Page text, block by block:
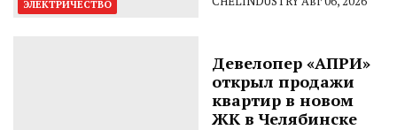
ЭЛЕКТРИЧЕСТВО
Девелопер «АПРИ»
открыл продажи
квартир в новом
ЖК в Челябинске